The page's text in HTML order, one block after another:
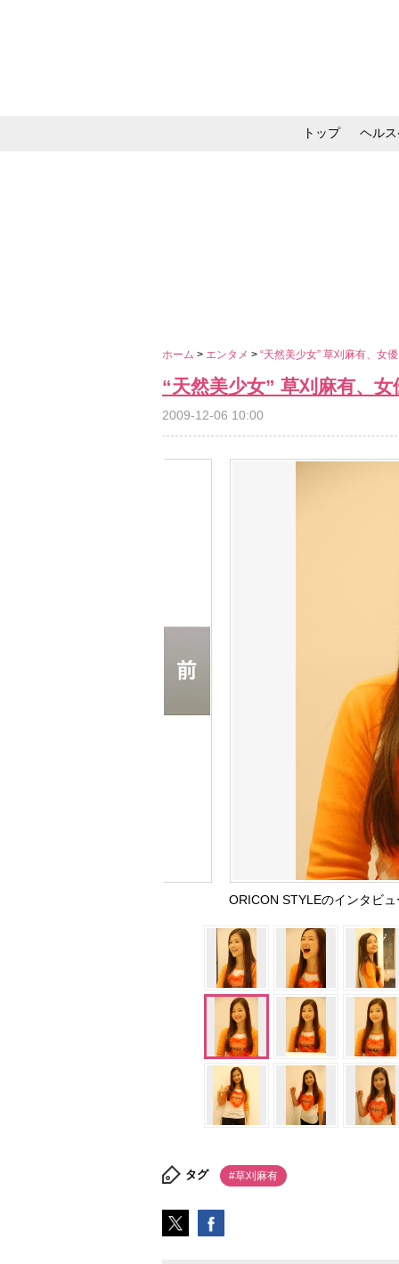
トップ ヘル
ホーム > エンタメ > “天然美少女” 草刈麻有、女
“天然美少女” 草刈麻有、
2009-12-06 10:00
ORICON STYLEのインタビ
タグ #草刈麻有